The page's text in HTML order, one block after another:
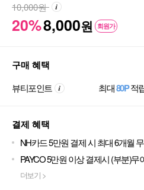
20%8,000원 회원가
10,000원
구매 혜택
뷰티포인트 최대80P적
결제 혜택
NH카드 5만원 결제 시 최대 6개월
PAYCO 5만원 이상 결제시 (부분)무
더보기 >